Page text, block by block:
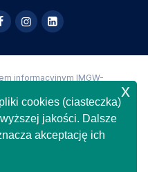
informacyjnym IMGW-
prawa zastrzeżone
cookies (ciasteczka)
jakości. Dalsze
akceptację ich
x